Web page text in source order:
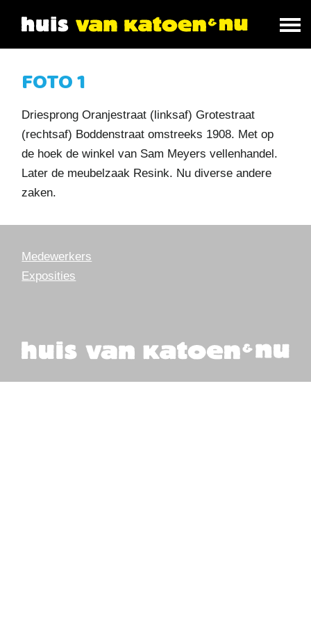
FOTO 1
Driesprong Oranjestraat (linksaf) Grotestraat
(rechtsaf) Boddenstraat omstreeks 1908. Met op
de hoek de winkel van Sam Meyers vellenhandel.
Later de meubelzaak Resink. Nu diverse andere
zaken.
Medewerkers
Exposities